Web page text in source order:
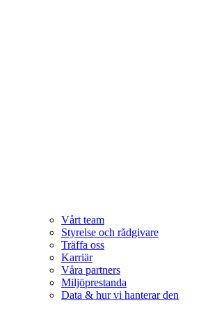
Vårt team
Styrelse och rådgivare
Träffa oss
Karriär
Våra partners
Miljöprestanda
Data & hur vi hanterar den